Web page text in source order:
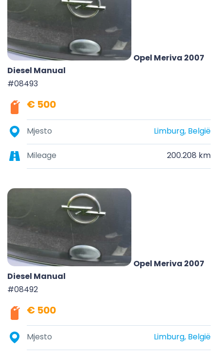
Opel Meriva 2007
Diesel Manual
#08493
€ 500
Mjesto Limburg, België
Mileage 200.208 km
Opel Meriva 2007
Diesel Manual
#08492
€ 500
Mjesto Limburg, België